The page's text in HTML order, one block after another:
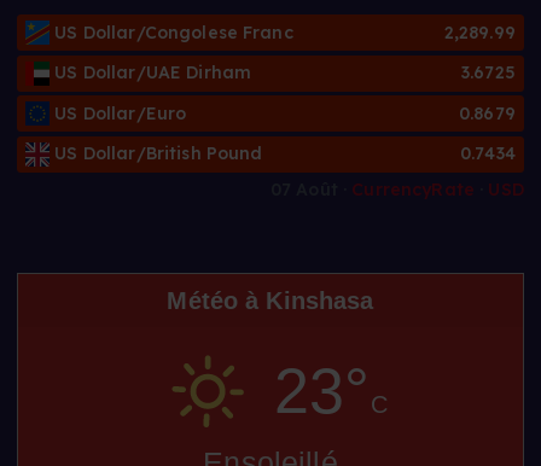
US Dollar/Congolese Franc
2,289.99
US Dollar/UAE Dirham
3.6725
US Dollar/Euro
0.8679
US Dollar/British Pound
0.7434
CurrencyRate USD
Météo à Kinshasa
23° C